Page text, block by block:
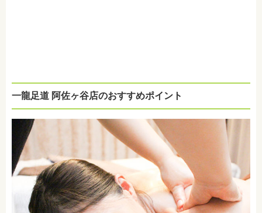
一龍足道 阿佐ヶ谷店のおすすめポイント